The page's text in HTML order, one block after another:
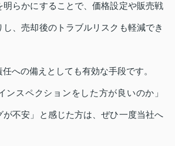
明らかにすることで、価格設定や販売戦
、売却後のトラブルリスクも軽減でき
への備えとしても有効な手段です。
ンスペクションをした方が良いのか」
が不安」と感じた方は、ぜひ一度当社へ